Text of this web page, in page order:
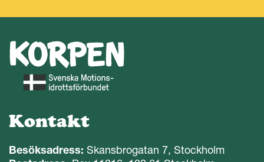
Kontakt
Besöksadress: Skansbrogatan 7, Stockholm